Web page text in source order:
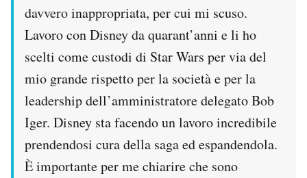
davvero inappropriata, per cui mi scuso.
Lavoro con Disney da quarant’anni e li ho
scelti come custodi di Star Wars per via del
mio grande rispetto per la società e per la
leadership dell’amministratore delegato Bob
Iger. Disney sta facendo un lavoro incredibile
prendendosi cura della saga ed espandendola.
È importante per me chiarire che sono